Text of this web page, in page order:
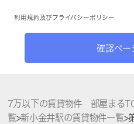
利用規約 及び プライバシーポリシー
確認ペー
7万以下の賃貸物件 部屋まる
覧>新小金井駅の賃貸物件一覧>